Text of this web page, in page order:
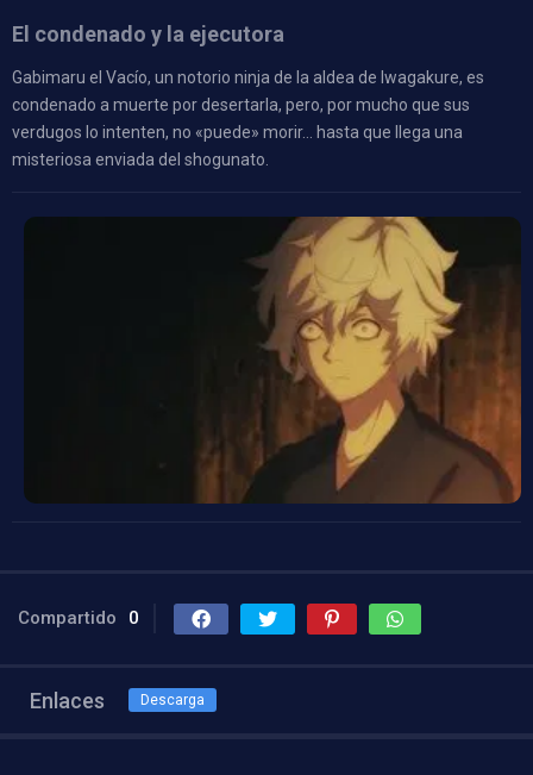
El condenado y la ejecutora
Gabimaru el Vacío, un notorio ninja de la aldea de Iwagakure, es
condenado a muerte por desertarla, pero, por mucho que sus
verdugos lo intenten, no «puede» morir… hasta que llega una
misteriosa enviada del shogunato.
Compartido 0
Enlaces Descarga